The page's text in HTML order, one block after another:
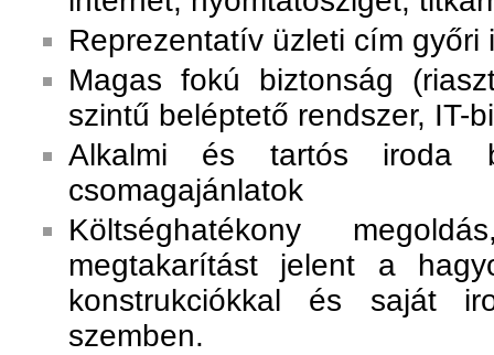
Reprezentatív üzleti cím győri
Magas fokú biztonság
szintű beléptető rendszer, IT-
Alkalmi és tartós iroda
csomagajánlatok
Költséghatékony
megtakarítást jelent a
konstrukciókkal és saját
szemben.